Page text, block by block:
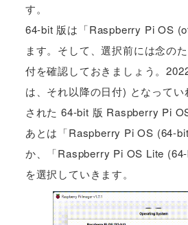
す。
64-bit 版は「Raspberry Pi OS
ます。そして、選択前には念の
付を確認しておきましょう。
は、それ以降の日付) となってい
された 64-bit 版 Raspberry Pi
あとは「Raspberry Pi OS (64-
か、「Raspberry Pi OS Lite
を選択していきます。